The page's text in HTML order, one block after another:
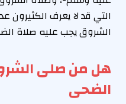
التي قد لا يعرف
الشروق يجب عليه صلاة
هل من صلى
الضحى